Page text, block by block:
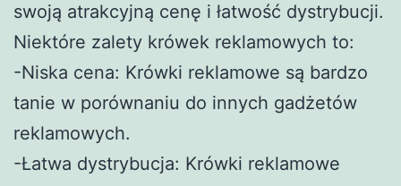
swoją atrakcyjną cenę i łatwość dystrybucji.
Niektóre zalety krówek reklamowych to:
-Niska cena: Krówki reklamowe są bardzo
tanie w porównaniu do innych gadżetów
reklamowych.
-Łatwa dystrybucja: Krówki reklamowe